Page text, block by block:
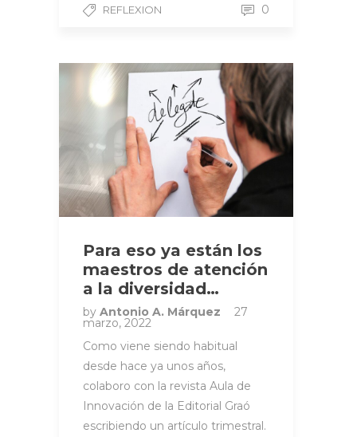
REFLEXION 0
Para eso ya están los
maestros de atención
a la diversidad…
by Antonio A. Márquez 27
marzo, 2022
Como viene siendo habitual
desde hace ya unos años,
colaboro con la revista Aula de
Innovación de la Editorial Graó
escribiendo un artículo trimestral.